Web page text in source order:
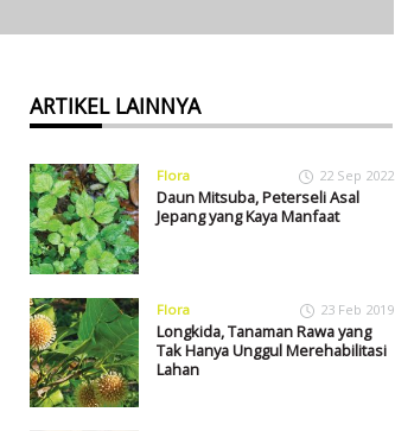
ARTIKEL LAINNYA
Flora 22 Sep 2022
Daun Mitsuba, Peterseli Asal
Jepang yang Kaya Manfaat
Flora 23 Feb 2019
Longkida, Tanaman Rawa yang
Tak Hanya Unggul Merehabilitasi
Lahan